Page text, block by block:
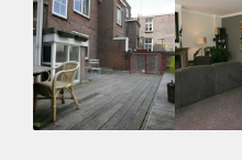
Alles wordt in weer
bewoners.